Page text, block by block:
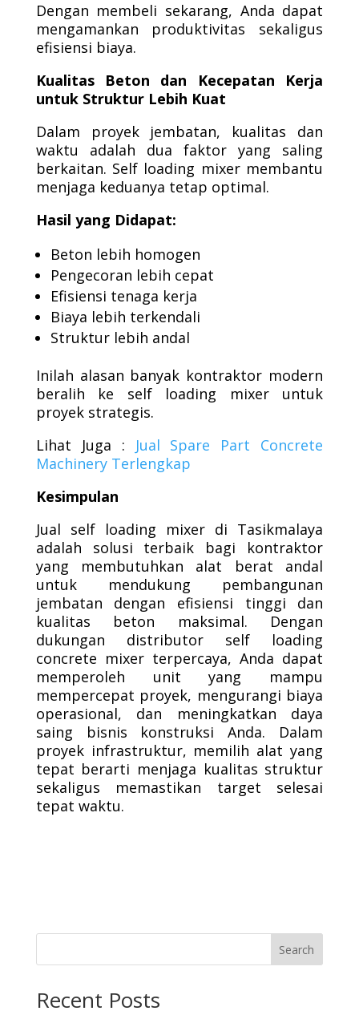
Dengan membeli sekarang, Anda dapat
mengamankan produktivitas sekaligus
efisiensi biaya.
Kualitas Beton dan Kecepatan Kerja
untuk Struktur Lebih Kuat
Dalam proyek jembatan, kualitas dan
waktu adalah dua faktor yang saling
berkaitan. Self loading mixer membantu
menjaga keduanya tetap optimal.
Hasil yang Didapat:
Beton lebih homogen
Pengecoran lebih cepat
Efisiensi tenaga kerja
Biaya lebih terkendali
Struktur lebih andal
Inilah alasan banyak kontraktor modern
beralih ke self loading mixer untuk
proyek strategis.
Lihat Juga :
Jual Spare Part Concrete
Machinery Terlengkap
Kesimpulan
Jual self loading mixer di Tasikmalaya
adalah solusi terbaik bagi kontraktor
yang membutuhkan alat berat andal
untuk mendukung pembangunan
jembatan dengan efisiensi tinggi dan
kualitas beton maksimal. Dengan
dukungan distributor self loading
concrete mixer terpercaya, Anda dapat
memperoleh unit yang mampu
mempercepat proyek, mengurangi biaya
operasional, dan meningkatkan daya
saing bisnis konstruksi Anda. Dalam
proyek infrastruktur, memilih alat yang
tepat berarti menjaga kualitas struktur
sekaligus memastikan target selesai
tepat waktu.
Search
Recent Posts